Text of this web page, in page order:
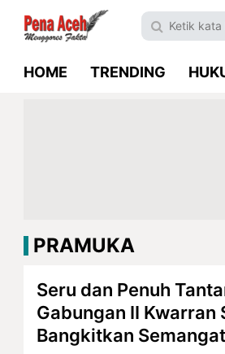
HOME TRENDING
PRAMUKA
Seru dan Penuh
Gabungan II Kwarran
Bangkitkan